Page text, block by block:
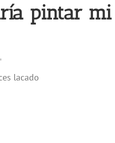
pintar
lacado